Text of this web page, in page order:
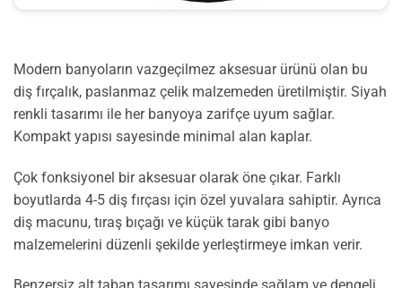
Modern banyoların vazgeçilmez aksesuar ürünü olan bu
diş fırçalık, paslanmaz çelik malzemeden üretilmiştir. Siyah
renkli tasarımı ile her banyoya zarifçe uyum sağlar.
Kompakt yapısı sayesinde minimal alan kaplar.
Çok fonksiyonel bir aksesuar olarak öne çıkar. Farklı
boyutlarda 4-5 diş fırçası için özel yuvalara sahiptir. Ayrıca
diş macunu, tıraş bıçağı ve küçük tarak gibi banyo
malzemelerini düzenli şekilde yerleştirmeye imkan verir.